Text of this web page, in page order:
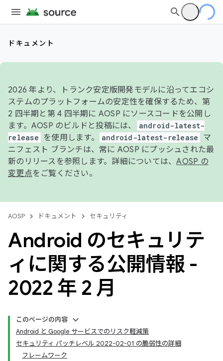
ドキュメント
2026 年より、トランク安定版開発モデルに沿ってエコシ
ステムのプラットフォームの安定性を確保するため、第
2 四半期と第 4 四半期に AOSP にソースコードを公開し
ます。AOSP のビルドと投稿には、
android-latest-
release
を使用します。 android-latest-release
マ
ニフェスト ブランチは、常に AOSP にプッシュされた最
新のリリースを参照します。詳細については、AOSP の
変更点をご覧ください。
AOSP ドキュメント セキュリティ
Android のセキュリテ
ィに関する公開情報 -
2022 年 2 月
このページの内容
Android と Google サービスでのリスク軽減策
セキュリティ パッチレベル 2022-02-01 の脆弱性の詳細
フレームワーク